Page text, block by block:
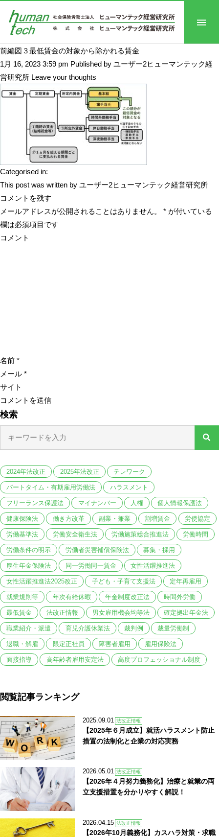
前編図３最低賃金の対象から除かれる賃金
1月 16, 2023 3:59 pm Published by ユーザー2ヒューマンテック経
営研究所 Leave your thoughts
Categorised in:
This post was written by ユーザー2ヒューマンテック経営研究所
コメントを残す
メールアドレスが公開されることはありません。
* が付いている
欄は必須項目です
コメント
名前 *
メール *
サイト
検索
2024年法改正 2025年法改正 テレワーク
パートタイム・有期雇用労働法 ハラスメント
フリーランス保護法 マイナンバー 人権 個人情報保護法
健康保険法 働き方改革 副業・兼業 割増賃金 労使協定
労働基準法 労働安全衛生法 労働施策総合推進法 労働時間
労働条件の明示 労働者災害補償保険法 募集・採用
厚生年金保険法 同一労働同一賃金 女性活躍推進法
女性活躍推進法2025改正 子ども・子育て支援法 定年再雇用
就業規則等 年次有給休暇 年金制度改正法 時間外労働
最低賃金 法改正情報 男女雇用機会均等法 確定拠出年金法
職業紹介・派遣 育児介護休業法 裁判例 裁量労働制
退職・解雇 限定正社員 障害者雇用 雇用保険法
面接指導 高年齢者雇用安定法 高度プロフェッショナル制度
閲覧記事ランキング
2025.09.01 法改正情報
【2025年６月成立】就活ハラスメント防止
措置の法制化と企業の対応実務
2026.05.01 法改正情報
【2026年４月努力義務化】治療と就業の両
立支援措置を分かりやすく解説！
2026.04.15 法改正情報
【2026年10月義務化】カスハラ対策・求職